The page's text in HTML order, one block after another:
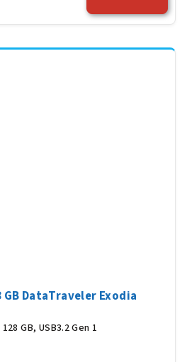
GB DataTraveler Exodia
GB, USB3.2 Gen 1